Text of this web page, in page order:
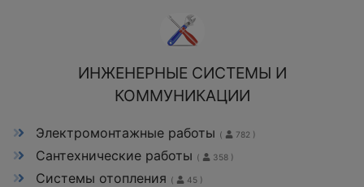
ИНЖЕНЕРНЫЕ СИСТЕМЫ И
КОММУНИКАЦИИ
Электромонтажные работы ( 782 )
Сантехнические работы ( 358 )
Системы отопления ( 45 )